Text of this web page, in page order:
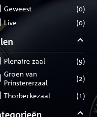
geweest
(0)
live
(0)
Plenaire zaal (9)
Groen van
Prinstererzaal
(2)
Thorbeckezaal
(1 )